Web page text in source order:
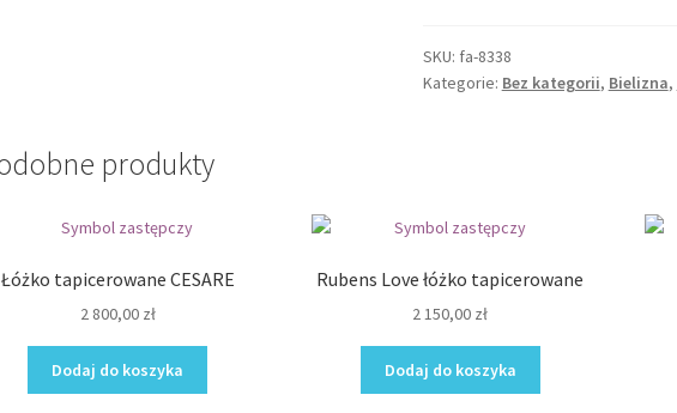
SKU: fa-8338
Kategorie: Bez kategorii, Bielizna,
produkty
Łóżko tapicerowane CESARE
2 800,00 zł
Dodaj do koszyka
Rubens Love łóżko tapicerowane
2 150,00 zł
Dodaj do koszyka